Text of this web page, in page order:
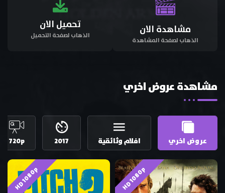
مشاهدة الان
الذهاب لصفحة المشاهدة
تحميل الان
الذهاب لصفحة التحميل
مشاهدة عروض اخري
عروض اخري افلام وثائقية 2017
720p
HD 1080p
HD 1080p